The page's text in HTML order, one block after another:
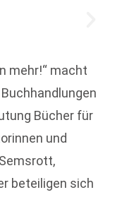
mehr!“ macht
Bücher für
und
beteiligen sich